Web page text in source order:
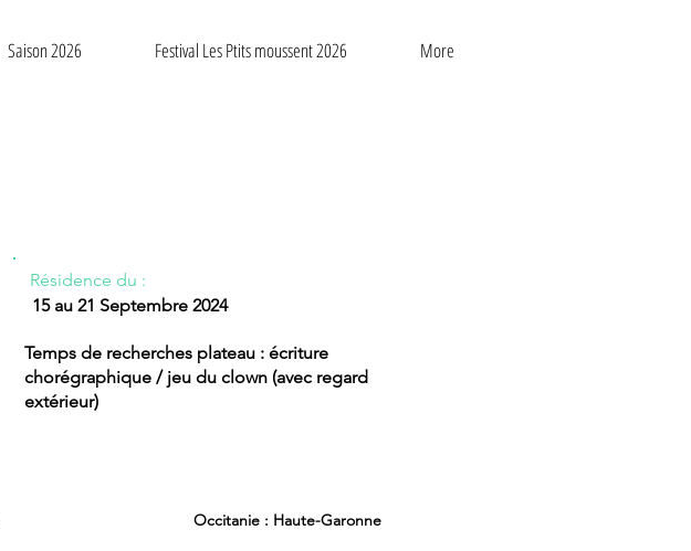
Saison 2026 Festival Les Ptits moussent 2026 More
Résidence du :
15 au 21 Septembre 2024
Temps de recherches plateau : écriture
chorégraphique / jeu du clown (avec regard
extérieur)
Occitanie : Haute-Garonne